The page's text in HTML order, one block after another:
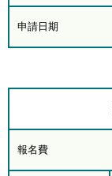
申請日期
報名費